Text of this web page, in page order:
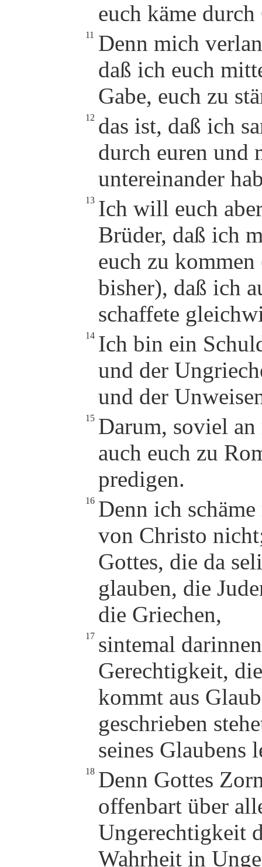
euch käme
11
Denn mich
daß ich euch
Gabe, euch zu
12 das ist, daß ich
durch euren und
untereinander
13 Ich will euch
Brüder, daß ich
euch zu
bisher), daß ich
schaffete
14 Ich bin ein
und der
und der
15 Darum, soviel
auch euch zu
predigen.
16 Denn ich
von Christo
Gottes, die da
glauben, die
die Griechen,
17 sintemal
Gerechtigkeit,
kommt aus
geschrieben
seines Glaubens
18 Denn Gottes
offenbart über
Ungerechtigkeit
Wahrheit in